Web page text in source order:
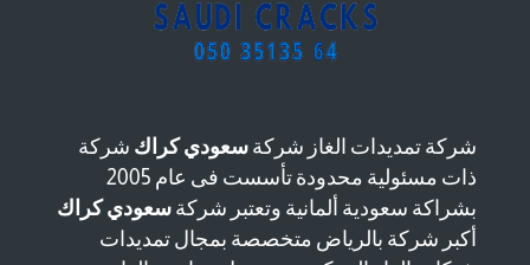
شركة تمديدات الغاز شركة سعودي كراك شركة
ذات مسئولية محدودة تأسست فى عام 2005
بشراكة سعودية ألمانية وتعتبر شركة سعودي كراك
أكبر شركة بالرياض متخصصة بمجال تمديدات